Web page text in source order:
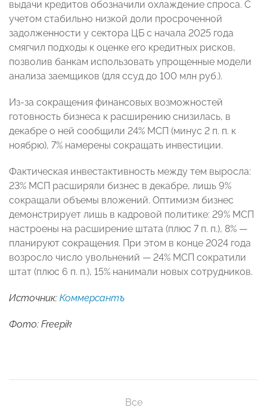
выдачи кредитов обозначили охлаждение спроса. С
учетом стабильно низкой доли просроченной
задолженности у сектора ЦБ с начала 2025 года
смягчил подходы к оценке его кредитных рисков,
позволив банкам использовать упрощенные модели
анализа заемщиков (для ссуд до 100 млн руб.).
Из-за сокращения финансовых возможностей
готовность бизнеса к расширению снизилась, в
декабре о ней сообщили 24% МСП (минус 2 п. п. к
ноябрю), 7% намерены сокращать инвестиции.
Фактическая инвестактивность между тем выросла:
23% МСП расширяли бизнес в декабре, лишь 9%
сокращали объемы вложений. Оптимизм бизнес
демонстрирует лишь в кадровой политике: 29% МСП
настроены на расширение штата (плюс 7 п. п.), 8% —
планируют сокращения. При этом в конце 2024 года
возросло число увольнений — 24% МСП сократили
штат (плюс 6 п. п.), 15% нанимали новых сотрудников.
Источник: Коммерсантъ
Фото: Freepik
Все